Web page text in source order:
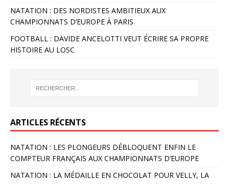
NATATION : DES NORDISTES AMBITIEUX AUX
CHAMPIONNATS D’EUROPE À PARIS
FOOTBALL : DAVIDE ANCELOTTI VEUT ÉCRIRE SA PROPRE
HISTOIRE AU LOSC
ARTICLES RÉCENTS
NATATION : LES PLONGEURS DÉBLOQUENT ENFIN LE
COMPTEUR FRANÇAIS AUX CHAMPIONNATS D’EUROPE
NATATION : LA MÉDAILLE EN CHOCOLAT POUR VELLY, LA